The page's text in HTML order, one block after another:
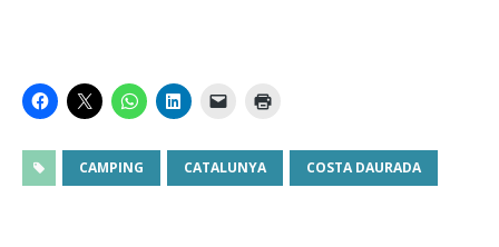
CAMPING CATALUNYA COSTA DAURADA